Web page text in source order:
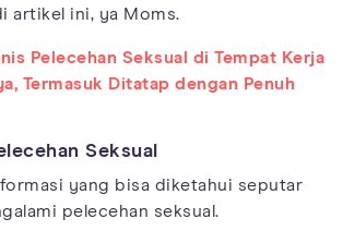
artikel ini, ya Moms.
Pelecehan Seksual di Tempat Kerja
Termasuk Ditatap dengan Penuh
Seksual
yang bisa diketahui seputar
pelecehan seksual.